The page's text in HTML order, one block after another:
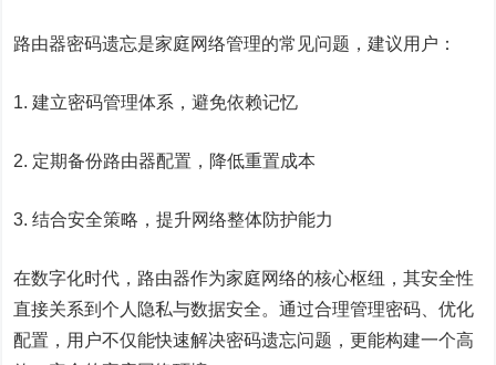
路由器密码遗忘是家庭网络管理的常见问题，建议用户：
1. 建立密码管理体系，避免依赖记忆
2. 定期备份路由器配置，降低重置成本
3. 结合安全策略，提升网络整体防护能力
在数字化时代，路由器作为家庭网络的核心枢纽，其安全性
直接关系到个人隐私与数据安全。通过合理管理密码、优化
配置，用户不仅能快速解决密码遗忘问题，更能构建一个高